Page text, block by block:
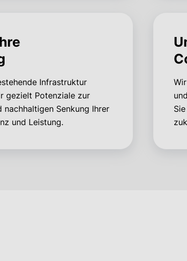
Infrastruktur
gezielt Potenziale zur
nachhaltigen Senkung Ihrer
und Leistung.